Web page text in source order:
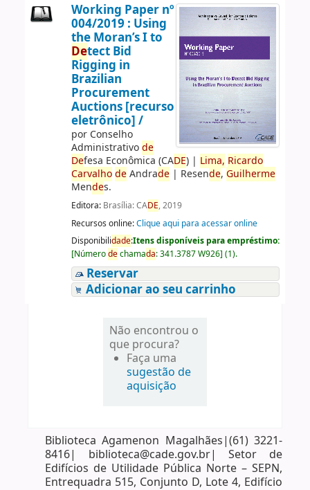
Working Paper nº
004/2019 : Using
the Moran’s I to
Detect Bid
Rigging in
Brazilian
Procurement
Auctions [recurso
eletrônico] /
por Conselho
Administrativode
Defesa Econômica (CADE)| Lima, Ricardo
Carvalho deAndrade| Resende, Guilherme
Mendes.
Editora: Brasília: CADE, 2019
Recursos online:Clique aqui para acessar online
Disponibilidade:Itens disponíveis para empréstimo:
[Númerodechamada:341.3787 W926] (1).
Reservar
Adicionar ao seu carrinho
Não encontrou o
que procura?
Faça uma
sugestão de
aquisição
Biblioteca Agamenon Magalhães|(61) 3221-
8416| biblioteca@cade.gov.br| Setor de
Edifícios de Utilidade Pública Norte – SEPN,
Entrequadra 515, Conjunto D, Lote 4, Edifício